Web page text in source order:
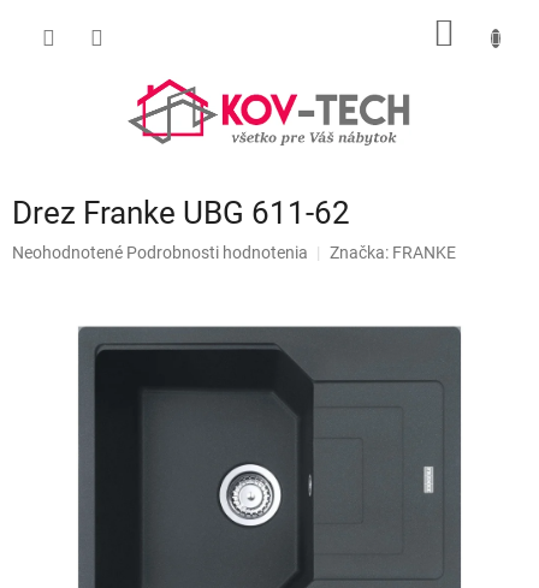
Drez Franke UBG 611-62
Priemerné
Neohodnotené Podrobnosti hodnotenia Značka: FRANKE